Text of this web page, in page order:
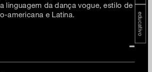
linguagem da dança vogue, estilo de
americana e Latina. educativo